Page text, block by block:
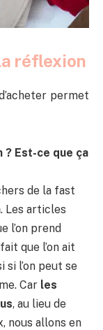
réflexion
permet
? Est-ce que ça
de la fast
. Les articles
l’on prend
que l’on ait
si l’on peut se
Car les
, au lieu de
nous allons en